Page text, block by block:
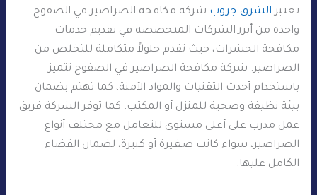
تعتبر الشرق جروب شركة مكافحة الصراصير في الصفوح
واحدة من أبرز الشركات المتخصصة في تقديم خدمات
مكافحة الحشرات، حيث تقدم حلولاً متكاملة للتخلص من
الصراصير. شركة مكافحة الصراصير في الصفوح تتميز
باستخدام أحدث التقنيات والمواد الآمنة، كما تهتم بضمان
بيئة نظيفة وصحية للمنزل أو المكتب. كما توفر الشركة فريق
عمل مدرب على أعلى مستوى للتعامل مع مختلف أنواع
الصراصير، سواء كانت صغيرة أو كبيرة، لضمان القضاء
الكامل عليها.